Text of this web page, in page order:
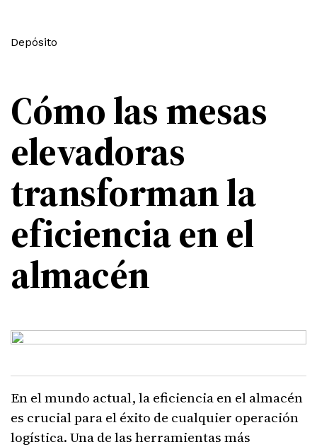
Cómo las mesas
elevadoras
transforman la
eficiencia en el
almacén
Depósito
En el mundo actual, la eficiencia en el almacén
es crucial para el éxito de cualquier operación
logística. Una de las herramientas más